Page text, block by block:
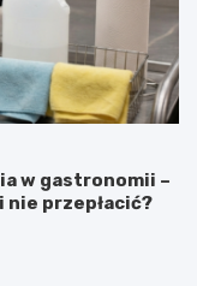
w gastronomii –
przepłacić?